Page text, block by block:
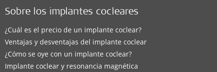
Sobre los implantes cocleares
¿Cuál es el precio de un implante coclear?
Ventajas y desventajas del implante coclear
¿Cómo se oye con un implante coclear?
Implante coclear y resonancia magnética